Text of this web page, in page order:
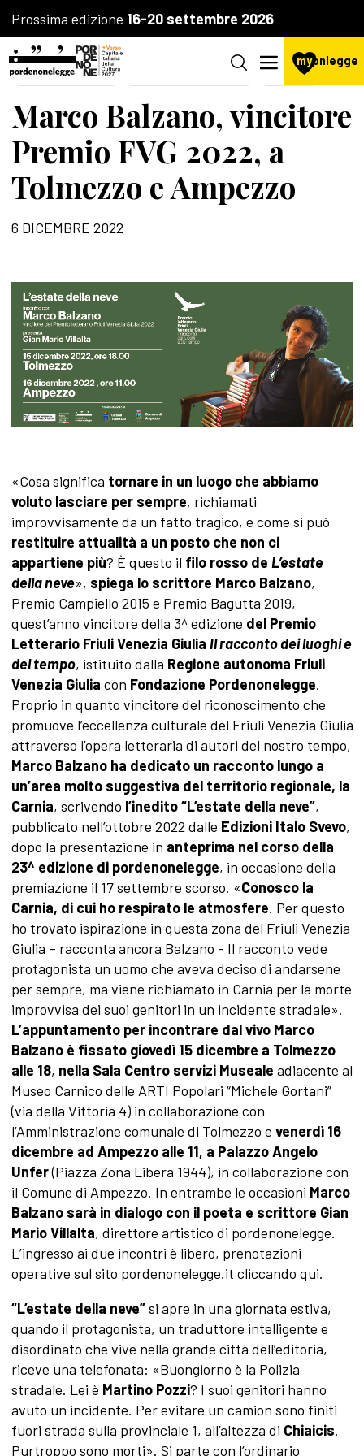
Prossima edizione 16-20 settembre 2026
mypnlegge
LA FONDAZIONE
PREMI
Marco Balzano, vincitore
Premio FVG 2022, a
Tolmezzo e Ampezzo
6 DICEMBRE 2022
«Cosa significa tornare in un luogo che abbiamo
voluto lasciare per sempre, richiamati
improvvisamente da un fatto tragico, e come si può
restituire attualità a un posto che non ci
appartiene più? È questo il filo rosso de L’estate
della neve», spiega lo scrittore Marco Balzano,
Premio Campiello 2015 e Premio Bagutta 2019,
quest’anno vincitore della 3^ edizione del Premio
Letterario Friuli Venezia Giulia Il racconto dei luoghi e
del tempo, istituito dalla Regione autonoma Friuli
Venezia Giulia con Fondazione Pordenonelegge.
Proprio in quanto vincitore del riconoscimento che
promuove l’eccellenza culturale del Friuli Venezia Giulia
attraverso l’opera letteraria di autori del nostro tempo,
Marco Balzano ha dedicato un racconto lungo a
un’area molto suggestiva del territorio regionale, la
Carnia, scrivendo l’inedito “L’estate della neve”,
pubblicato nell’ottobre 2022 dalle Edizioni Italo Svevo,
dopo la presentazione in anteprima nel corso della
23^ edizione di pordenonelegge, in occasione della
premiazione il 17 settembre scorso. «Conosco la
Carnia, di cui ho respirato le atmosfere. Per questo
ho trovato ispirazione in questa zona del Friuli Venezia
Giulia – racconta ancora Balzano - Il racconto vede
protagonista un uomo che aveva deciso di andarsene
per sempre, ma viene richiamato in Carnia per la morte
improvvisa dei suoi genitori in un incidente stradale».
L’appuntamento per incontrare dal vivo Marco
Balzano è fissato giovedì 15 dicembre a Tolmezzo
alle 18, nella Sala Centro servizi Museale adiacente al
Museo Carnico delle ARTI Popolari “Michele Gortani”
(via della Vittoria 4) in collaborazione con
l’Amministrazione comunale di Tolmezzo e venerdì 16
dicembre ad Ampezzo alle 11, a Palazzo Angelo
Unfer(Piazza Zona Libera 1944), in collaborazione con
il Comune di Ampezzo. In entrambe le occasioni Marco
Balzano sarà in dialogo con il poeta e scrittore Gian
Mario Villalta, direttore artistico di pordenonelegge.
L’ingresso ai due incontri è libero, prenotazioni
operative sul sito pordenonelegge.it cliccando qui.
“L’estate della neve”si apre in una giornata estiva,
quando il protagonista, un traduttore intelligente e
disordinato che vive nella grande città dell’editoria,
riceve una telefonata: «Buongiorno è la Polizia
stradale. Lei è Martino Pozzi? I suoi genitori hanno
avuto un incidente. Per evitare un camion sono finiti
fuori strada sulla provinciale 1, all’altezza di Chiaicis.
Purtroppo sono morti». Si parte con l’ordinario